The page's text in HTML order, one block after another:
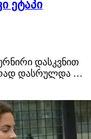
ეტაპი
დასკვნით
დასრულდა და
GymBreeze-ზე
გუნდი
პი…